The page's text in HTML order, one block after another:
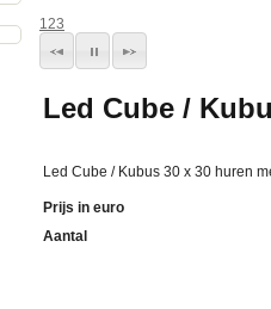
123
Led Cube /
Led Cube / Kubus 30 x 30 huren
Prijs in euro
Aantal